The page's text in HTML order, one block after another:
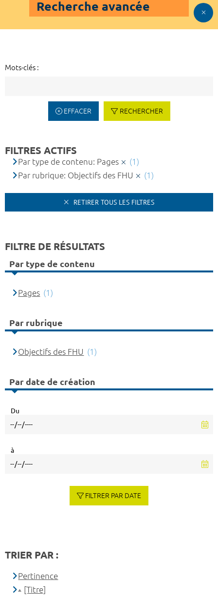
Recherche avancée
Mots-clés :
EFFACER RECHERCHER
FILTRES ACTIFS
Par type de contenu: Pages
(1)
Par rubrique: Objectifs des FHU
(1)
RETIRER TOUS LES FILTRES
FILTRE DE RÉSULTATS
Par type de contenu
Pages (1)
Par rubrique
Objectifs des FHU (1)
Par date de création
Du
à
FILTRER PAR DATE
TRIER PAR :
Pertinence
[Titre]